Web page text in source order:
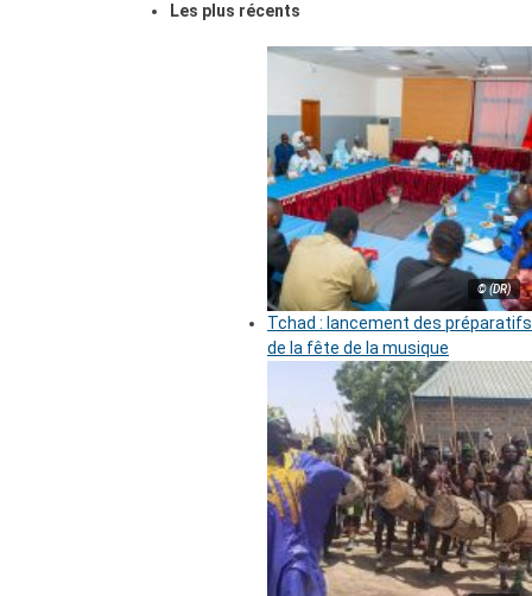
Les plus récents
© (DR)
Tchad : lancement des préparatifs
de la fête de la musique